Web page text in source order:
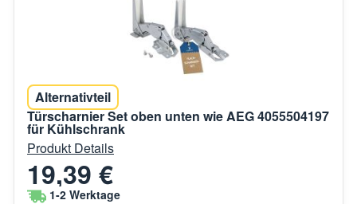
Alternativteil
Türscharnier Set oben unten wie AEG 4055504197
für Kühlschrank
Produkt Details
19,39 €
1-2 Werktage